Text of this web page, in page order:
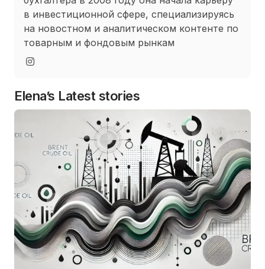
в инвестиционной сфере, специализируясь
на новостном и аналитическом контенте по
товарным и фондовым рынкам
Elena’s Latest stories